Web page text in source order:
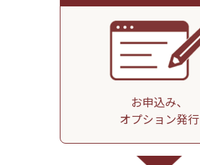
お申込み、
オプション発行